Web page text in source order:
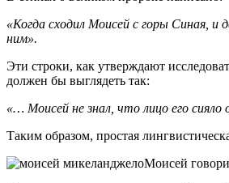
«Когда сходил Моисей с горы Синая, и
ним».
Эти строки, как утверждают
должен бы выглядеть так:
«… Моисей не знал, что лицо его
Таким образом, простая
Моисей